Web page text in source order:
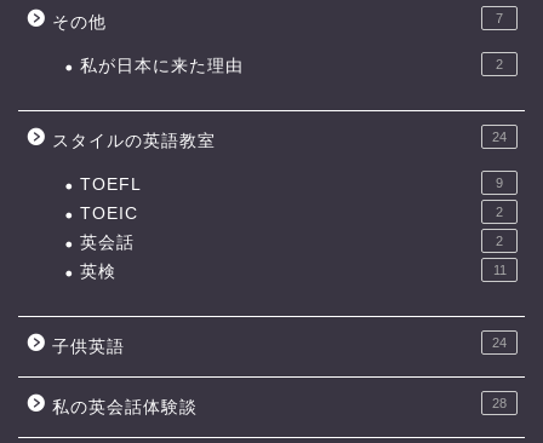
その他 7
私が日本に来た理由 2
スタイルの英語教室 24
TOEFL 9
TOEIC 2
英会話 2
英検 11
子供英語 24
私の英会話体験談 28